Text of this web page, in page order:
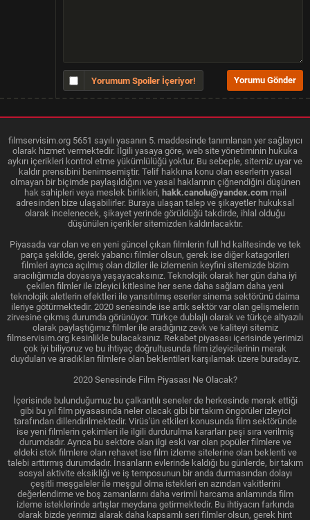
Yorumum Spoiler İçeriyor!
filmservisim.org 5651 sayılı yasanın 5. maddesinde tanımlanan yer sağlayıcı
olarak hizmet vermektedir. İlgili yasaya göre, web site yönetiminin hukuka
aykırı içerikleri kontrol etme yükümlülüğü yoktur. Bu sebeple, sitemiz uyar ve
kaldır prensibini benimsemiştir. Telif hakkına konu olan eserlerin yasal
olmayan bir biçimde paylaşıldığını ve yasal haklarının çiğnendiğini düşünen
hak sahipleri veya meslek birlikleri, hakk.canolu@yandex.commail
adresinden bize ulaşabilirler. Buraya ulaşan talep ve şikayetler hukuksal
olarak incelenecek, şikayet yerinde görüldüğü takdirde, ihlal olduğu
düşünülen içerikler sitemizden kaldırılacaktır.
Piyasada var olan ve en yeni güncel çıkan filmlerin full hd kalitesinde ve tek
parça şekilde, gerek yabancı filmler olsun, gerek ise diğer katagorileri
filmleri ayrıca açılmış olan diziler ile izlemenin keyfini sitemizde bizim
aracılığımızla doyasıya yaşayacaksınız. Teknolojik olarak her gün daha iyi
çekilen filmler ile izleyici kitlesine her sene daha sağlam daha yeni
teknolojik aletlerin efektleri ile yansıtılmış eserler sinema sektörünü daima
ileriye götürmektedir. 2020 senesinde ise artık sektör var olan gelişmelerin
zirvesine çıkmış durumda görünüyor. Türkçe dublajlı olarak ve türkçe altyazılı
olarak paylaştığımız filmler ile aradığınız zevk ve kaliteyi sitemiz
filmservisim.org kesinlikle bulacaksınız. Rekabet piyasası içerisinde yerimizi
çok iyi biliyoruz ve bu ihtiyaç doğrultusunda film izleyicilerinin merak
duyduları ve aradıkları filmlere olan beklentileri karşılamak üzere buradayız.
2020 Senesinde Film Piyasası Ne Olacak?
İçerisinde bulunduğumuz bu çalkantılı seneler de herkesinde merak ettiği
gibi bu yıl film piyasasında neler olacak gibi bir takım öngörüler izleyici
tarafından dillendirilmektedir. Virüs'ün etkileri konusunda film sektöründe
ise yeni filmlerin çekimleri ile ilgili durdurulma kararları peşi sıra verilmiş
durumdadır. Ayrıca bu sektöre olan ilgi eski var olan popüler filmlere ve
eldeki stok filmlere olan rehavet ise film izleme sitelerine olan beklenti ve
talebi arttırmış durumdadır. İnsanların evlerinde kaldığı bu günlerde, bir takım
sosyal aktivite eksikliği ve iş temposunun bir anda durmasından dolayı
çeşitli meşgaleler ile meşgul olma istekleri en azından vakitlerini
değerlendirme ve boş zamanlarını daha verimli harcama anlamında film
izleme isteklerinde artışlar meydana getirmektedir. Bu ihtiyacın farkında
olarak bizde yerimizi alarak daha kapsamlı seri filmler olsun, gerek hint